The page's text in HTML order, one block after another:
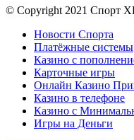
© Copyright 2021 Спорт
Новости Спорта
Платёжные системы
Казино с
Карточные игры
Онлайн Казино
Казино в телефоне
Казино с
Игры на Деньги